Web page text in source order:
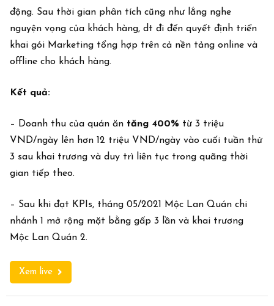
động. Sau thời gian phân tích cũng như lắng nghe
nguyện vọng của khách hàng, dt đi đến quyết định triển
khai gói Marketing tổng hợp trên cả nền tảng online và
offline cho khách hàng.
Kết quả:
– Doanh thu của quán ăn tăng 400% từ 3 triệu
VND/ngày lên hơn 12 triệu VND/ngày vào cuối tuần thứ
3 sau khai trương và duy trì liên tục trong quãng thời
gian tiếp theo.
– Sau khi đạt KPIs, tháng 05/2021 Mộc Lan Quán chi
nhánh 1 mở rộng mặt bằng gấp 3 lần và khai trương
Mộc Lan Quán 2.
Xem live